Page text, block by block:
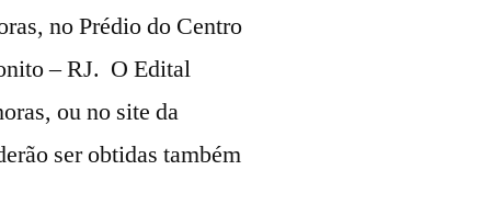
no Prédio do Centro
– RJ. O Edital
ou no site da
ser obtidas também